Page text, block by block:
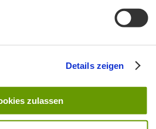
Details zeigen
zulassen
Runde: Bankerlweg – Bärnsee –
rund um Aschau